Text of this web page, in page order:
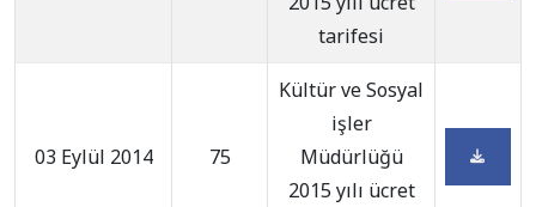
tarifesi
03 Eylül 2014 75
Kültür ve Sosyal
işler
Müdürlüğü
2015 yılı ücret